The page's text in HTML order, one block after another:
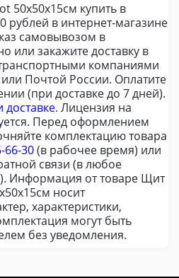
50х50х15см купить в
в интернет-магазине
самовывозом в
или закажите доставку в
компаниями
Почтой России. Оплатите
(при доставке до 7 дней).
. Лицензия на
Перед оформлением
комплектацию товара
66-30(в рабочее время) или
связи (в любое
Информация от товаре Щит
носит
характеристики,
могут быть
без уведомления.